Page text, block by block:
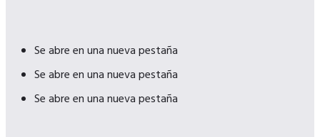
Se abre en una nueva pestaña
Se abre en una nueva pestaña
Se abre en una nueva pestaña